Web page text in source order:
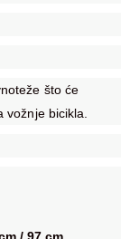
što će
bicikla.
/ 97 cm